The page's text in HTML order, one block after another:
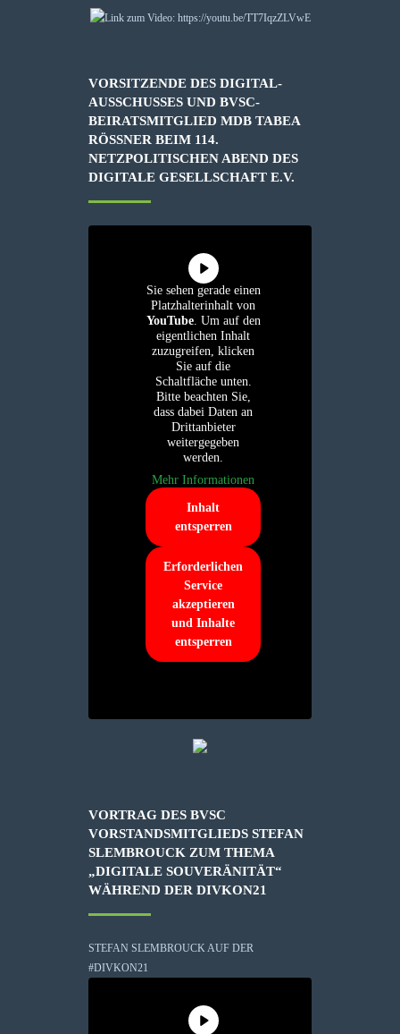
VORSITZENDE DES DIGITAL-
AUSSCHUSSES UND BVSC-
BEIRATSMITGLIED MDB TABEA
RÖSSNER BEIM 114. N
ETZPOLITISCHEN ABEND DES D
IGITALE GESELLSCHAFT E.V.
Sie sehen gerade einen
Platzhalterinhalt von
YouTube. Um auf den
eigentlichen Inhalt
zuzugreifen, klicken
Sie auf die
Schaltfläche unten.
Bitte beachten Sie,
dass dabei Daten an
Drittanbieter
weitergegeben
werden.
Mehr Informationen
Inhalt
entsperren
Erforderlichen
Service
akzeptieren
und Inhalte
entsperren
VORTRAG DES BVSC
VORSTANDSMITGLIEDS STEFAN
SLEMBROUCK ZUM THEMA
„DIGITALE SOUVERÄNITÄT“
WÄHREND DER DIVKON21
STEFAN SLEMBROUCK AUF DER
#DIVKON21